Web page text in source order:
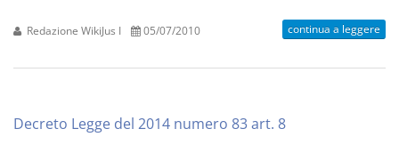
Redazione WikiJus I 05/07/2010 continua a leggere
Decreto Legge del 2014 numero 83 art. 8